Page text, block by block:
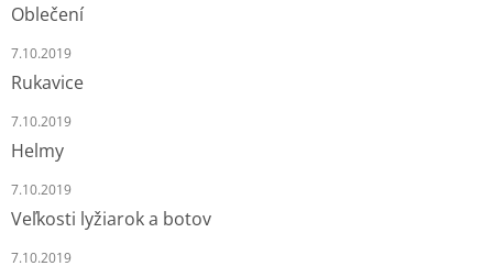
Oblečení
7.10.2019
Rukavice
7.10.2019
Helmy
7.10.2019
Veľkosti lyžiarok a botov
7.10.2019